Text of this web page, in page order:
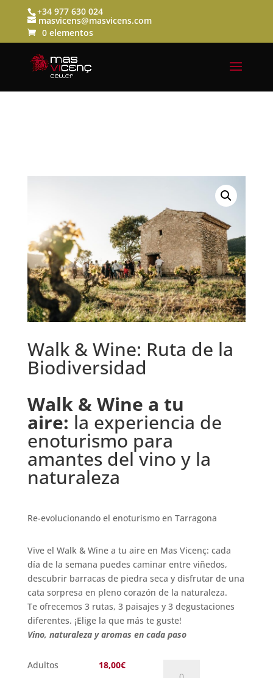
+34 977 630 024
masvicens@masvicens.com
0 elementos
Walk & Wine: Ruta de la
Biodiversidad
Walk & Wine a tu
aire: la experiencia de
enoturismo para
amantes del vino y la
naturaleza
Re-evolucionando el enoturismo en Tarragona
Vive el Walk & Wine a tu aire en Mas Vicenç: cada
día de la semana puedes caminar entre viñedos,
descubrir barracas de piedra seca y disfrutar de una
cata sorpresa en pleno corazón de la naturaleza.
Te ofrecemos 3 rutas, 3 paisajes y 3 degustaciones
diferentes. ¡Elige la que más te guste!
Vino, naturaleza y aromas en cada paso
Adultos 18,00€